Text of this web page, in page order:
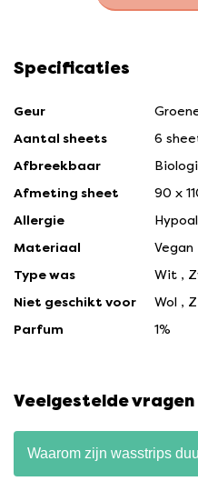
Specificaties
Geur
Aantal sheets
6
Afbreekbaar
Afmeting sheet
90 x
Allergie
Materiaal
Vegan
Type was
Wit ,
Niet geschikt voor
Wol ,
Parfum
1%
Veelgestelde vragen
Waarom zijn wasstrips